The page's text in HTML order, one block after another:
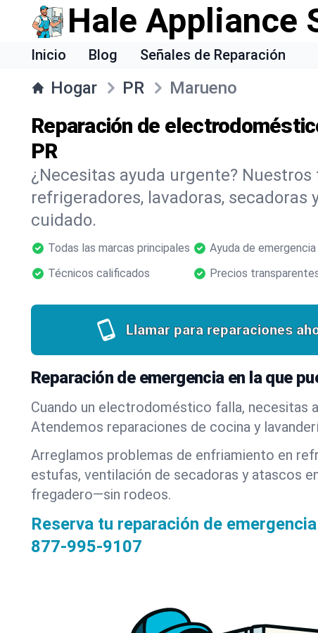
Hale Appliance
Inicio Blog Señales de Reparación
Hogar PR Marueno
Reparación de
PR
¿Necesitas ayuda urgente?
refrigeradores, lavadoras, secadoras
cuidado.
Todas las marcas principales Ayuda de
Técnicos calificados
Precios
Llamar para reparaciones
Reparación de emergencia en la que
Cuando un electrodoméstico falla, necesitas
Atendemos reparaciones de cocina y
Arreglamos problemas de enfriamiento en
estufas, ventilación de secadoras y atascos
fregadero—sin rodeos.
Reserva tu reparación de
877-995-9107